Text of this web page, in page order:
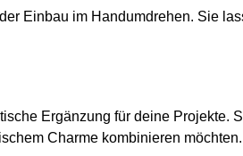
Einbau im Handumdrehen. Sie
Ergänzung für deine
Charme kombinieren möchten.